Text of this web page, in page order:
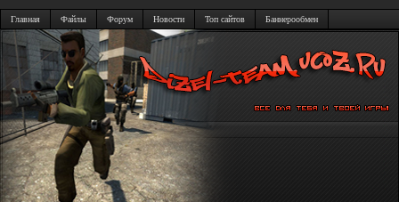
Главная Файлы Форум Новости Топ сайтов Баннерообмен